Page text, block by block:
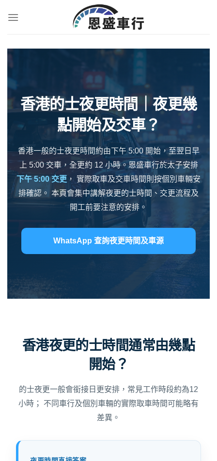
香港的士夜更時間｜夜更幾
點開始及交車？
香港一般的士夜更時間約由下午 5:00 開始，至翌日早
上 5:00 交車，全更約 12 小時。恩盛車行於太子安排
下午 5:00 交更 ， 實際取車及交車時間則按個別車輛安
排確認。 本頁會集中講解夜更的士時間、交更流程及
開工前要注意的安排。
WhatsApp 查詢夜更時間及車源
香港夜更的士時間通常由幾點
開始？
的士夜更一般會銜接日更安排，常見工作時段約為12
小時； 不同車行及個別車輛的實際取車時間可能略有
差異。